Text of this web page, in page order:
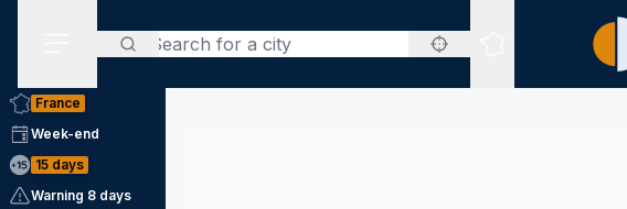
Search
France
Week-end
15 days
Warning 8 days